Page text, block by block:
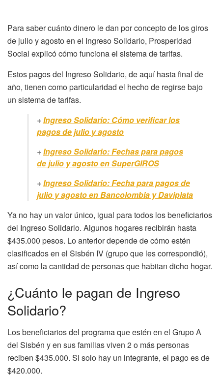
Para saber cuánto dinero le dan por concepto de los giros
de julio y agosto en el Ingreso Solidario, Prosperidad
Social explicó cómo funciona el sistema de tarifas.
Estos pagos del Ingreso Solidario, de aquí hasta final de
año, tienen como particularidad el hecho de regirse bajo
un sistema de tarifas.
+Ingreso Solidario: Cómo verificar los
pagos de julio y agosto
+Ingreso Solidario: Fechas para pagos
de julio y agosto en SuperGIROS
+Ingreso Solidario: Fecha para pagos de
julio y agosto en Bancolombia y Daviplata
Ya no hay un valor único, igual para todos los beneficiarios
del Ingreso Solidario. Algunos hogares recibirán hasta
$435.000 pesos. Lo anterior depende de cómo estén
clasificados en el Sisbén IV (grupo que les correspondió),
así como la cantidad de personas que habitan dicho hogar.
¿Cuánto le pagan de Ingreso
Solidario?
Los beneficiarios del programa que estén en el Grupo A
del Sisbén y en sus familias viven 2 o más personas
reciben $435.000. Si solo hay un integrante, el pago es de
$420.000.